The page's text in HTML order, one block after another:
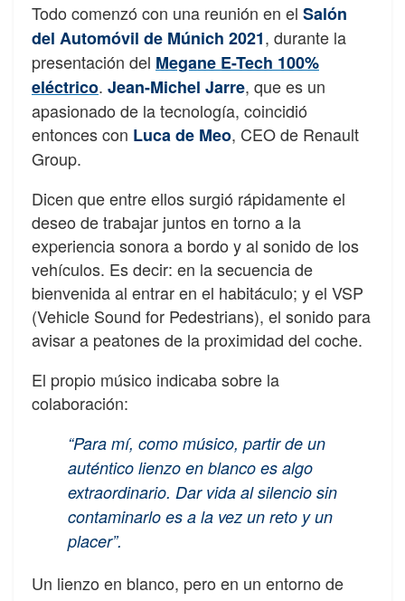
Todo comenzó con una reunión en el Salón
del Automóvil de Múnich 2021, durante la
presentación del Megane E-Tech 100%
eléctrico. Jean-Michel Jarre, que es un
apasionado de la tecnología, coincidió
entonces con Luca de Meo, CEO de Renault
Group.
Dicen que entre ellos surgió rápidamente el
deseo de trabajar juntos en torno a la
experiencia sonora a bordo y al sonido de los
vehículos. Es decir: en la secuencia de
bienvenida al entrar en el habitáculo; y el VSP
(Vehicle Sound for Pedestrians), el sonido para
avisar a peatones de la proximidad del coche.
El propio músico indicaba sobre la
colaboración:
“Para mí, como músico, partir de un
auténtico lienzo en blanco es algo
extraordinario. Dar vida al silencio sin
contaminarlo es a la vez un reto y un
placer”.
Un lienzo en blanco, pero en un entorno de